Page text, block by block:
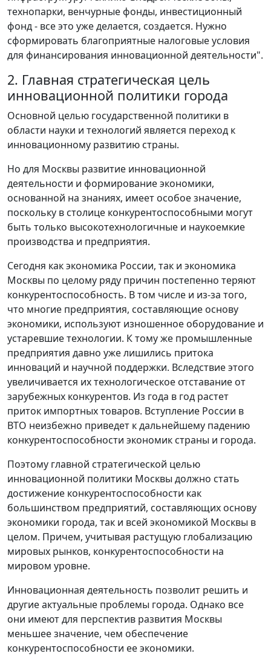
технопарки, венчурные фонды, инвестиционный
фонд - все это уже делается, создается. Нужно
сформировать благоприятные налоговые условия
для финансирования инновационной деятельности".
2. Главная стратегическая цель
инновационной политики города
Основной целью государственной политики в
области науки и технологий является переход к
инновационному развитию страны.
Но для Москвы развитие инновационной
деятельности и формирование экономики,
основанной на знаниях, имеет особое значение,
поскольку в столице конкурентоспособными могут
быть только высокотехнологичные и наукоемкие
производства и предприятия.
Сегодня как экономика России, так и экономика
Москвы по целому ряду причин постепенно теряют
конкурентоспособность. В том числе и из-за того,
что многие предприятия, составляющие основу
экономики, используют изношенное оборудование и
устаревшие технологии. К тому же промышленные
предприятия давно уже лишились притока
инноваций и научной поддержки. Вследствие этого
увеличивается их технологическое отставание от
зарубежных конкурентов. Из года в год растет
приток импортных товаров. Вступление России в
ВТО неизбежно приведет к дальнейшему падению
конкурентоспособности экономик страны и города.
Поэтому главной стратегической целью
инновационной политики Москвы должно стать
достижение конкурентоспособности как
большинством предприятий, составляющих основу
экономики города, так и всей экономикой Москвы в
целом. Причем, учитывая растущую глобализацию
мировых рынков, конкурентоспособности на
мировом уровне.
Инновационная деятельность позволит решить и
другие актуальные проблемы города. Однако все
они имеют для перспектив развития Москвы
меньшее значение, чем обеспечение
конкурентоспособности ее экономики.